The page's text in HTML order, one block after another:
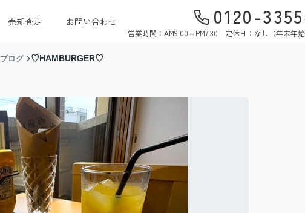
売却査定 お問い合わせ 0120-
営業時間：AM9:00～PM7:30 定休日：なし（年末年始
ブログ ♡HAMBURGER♡